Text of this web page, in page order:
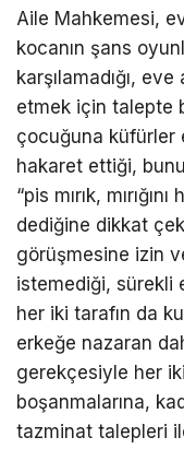
Aile Mahkemesi,
kocanın şans
karşılamadığı,
etmek için talepte
çocuğuna küfürler
hakaret ettiği,
“pis mırık,
dediğine dikkat
görüşmesine izin
istemediği, sürekli
her iki tarafın da
erkeğe nazaran
gerekçesiyle her
boşanmalarına,
tazminat talepleri